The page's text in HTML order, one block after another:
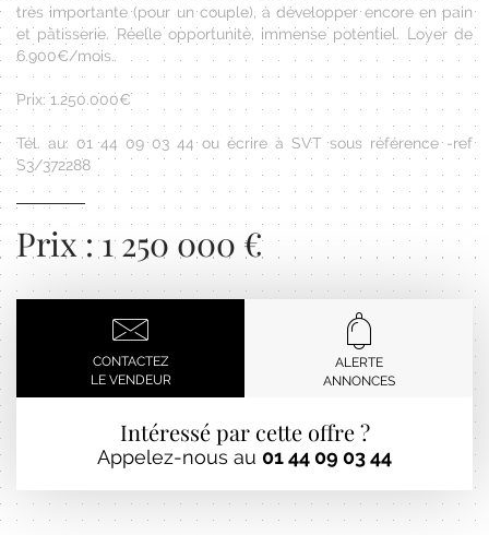
très importante (pour un couple), à développer encore en pain
et pâtisserie. Réelle opportunité, immense potentiel. Loyer de
6.900€/mois.
Prix: 1.250.000€
Tél. au: 01 44 09 03 44 ou écrire à SVT sous référence -ref
S3/372288
Prix : 1 250 000 €
CONTACTEZ
LE VENDEUR
ALERTE
ANNONCES
Intéressé par cette offre ?
Appelez-nous au 01 44 09 03 44